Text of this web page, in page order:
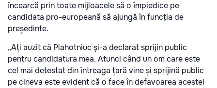
încearcă prin toate mijloacele să o împiedice pe
candidata pro-europeană să ajungă în funcția de
președinte.
„Ați auzit că Plahotniuc și-a declarat sprijin public
pentru candidatura mea. Atunci când un om care este
cel mai detestat din întreaga țară vine și sprijină public
pe cineva este evident că o face în defavoarea acestei